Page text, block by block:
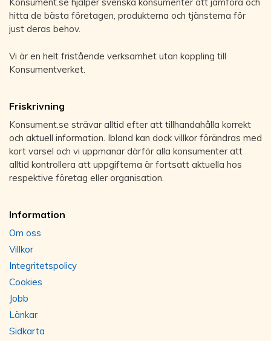
hitta de bästa företagen, produkterna och tjänsterna för
just deras behov.
Vi är en helt fristående verksamhet utan koppling till
Konsumentverket.
Friskrivning
Konsument.se strävar alltid efter att tillhandahålla korrekt
och aktuell information. Ibland kan dock villkor förändras med
kort varsel och vi uppmanar därför alla konsumenter att
alltid kontrollera att uppgifterna är fortsatt aktuella hos
respektive företag eller organisation.
Information
Om oss
Villkor
Integritetspolicy
Cookies
Jobb
Länkar
Sidkarta